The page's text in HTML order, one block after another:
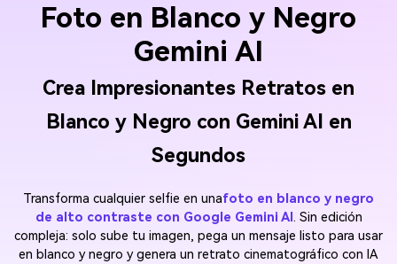
Foto en Blanco y Negro
Gemini AI
Crea Impresionantes Retratos en
Blanco y Negro con Gemini AI en
Segundos
Transforma cualquier selfie en unafoto en blanco y negro
de alto contraste con Google Gemini AI . Sin edición
compleja: solo sube tu imagen, pega un mensaje listo para usar
en blanco y negro y genera un retrato cinematográfico con IA